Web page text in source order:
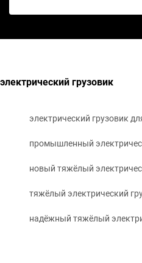
электрический грузовик
электрический грузовик
промышленный
новый тяжёлый
тяжёлый электрический
надёжный тяжёлый